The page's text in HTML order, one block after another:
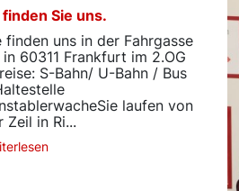
finden Sie uns.
finden uns in der Fahrgasse
60311 Frankfurt im 2.OG
S-Bahn/ U-Bahn / Bus
laufen von
Zeil in Ri...